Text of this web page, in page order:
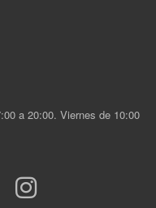
a 20:00. Viernes de 10:00